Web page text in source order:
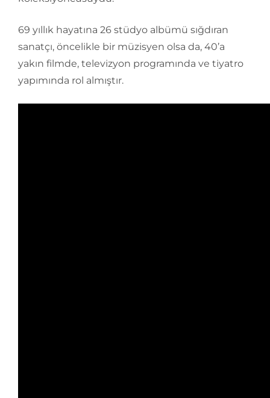
69 yıllık hayatına 26 stüdyo albümü sığdıran
sanatçı, öncelikle bir müzisyen olsa da, 40’a
yakın filmde, televizyon programında ve tiyatro
yapımında rol almıştır.